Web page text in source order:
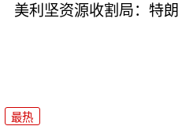
美利坚资源收割局：特
最热